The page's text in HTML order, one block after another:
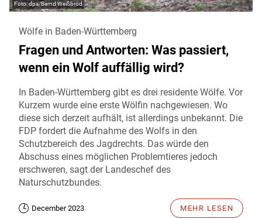
dpa/Bernd Weißbrod
Wölfe in Baden-Württemberg
Fragen und Antworten: Was passiert,
wenn ein Wolf auffällig wird?
In Baden-Württemberg gibt es drei residente Wölfe. Vor
Kurzem wurde eine erste Wölfin nachgewiesen. Wo
diese sich derzeit aufhält, ist allerdings unbekannt. Die
FDP fordert die Aufnahme des Wolfs in den
Schutzbereich des Jagdrechts. Das würde den
Abschuss eines möglichen Problemtieres jedoch
erschweren, sagt der Landeschef des
Naturschutzbundes.
December 2023 MEHR LESEN